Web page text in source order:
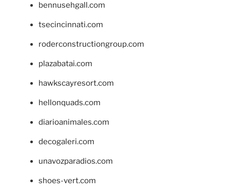
bennusehgall.com
tsecincinnati.com
roderconstructiongroup.com
plazabatai.com
hawkscayresort.com
hellonquads.com
diarioanimales.com
decogaleri.com
unavozparadios.com
shoes-vert.com